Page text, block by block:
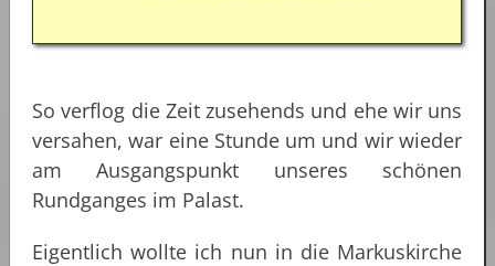
So verflog die Zeit zusehends und ehe wir uns
versahen, war eine Stunde um und wir wieder
am Ausgangspunkt unseres schönen
Rundganges im Palast.
Eigentlich wollte ich nun in die Markuskirche